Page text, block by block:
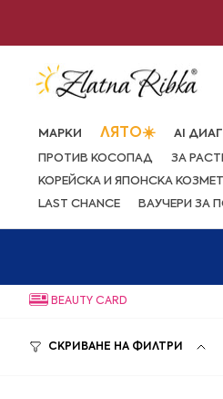
МАРКИ ЛЯТО☀️ AI
ПРОТИВ КОСОПАД ЗА
КОРЕЙСКА И ЯПОНСКА
LAST CHANCE
ВАУЧЕРИ ЗА
BEAUTY CARD
СКРИВАНЕ НА ФИЛТРИ